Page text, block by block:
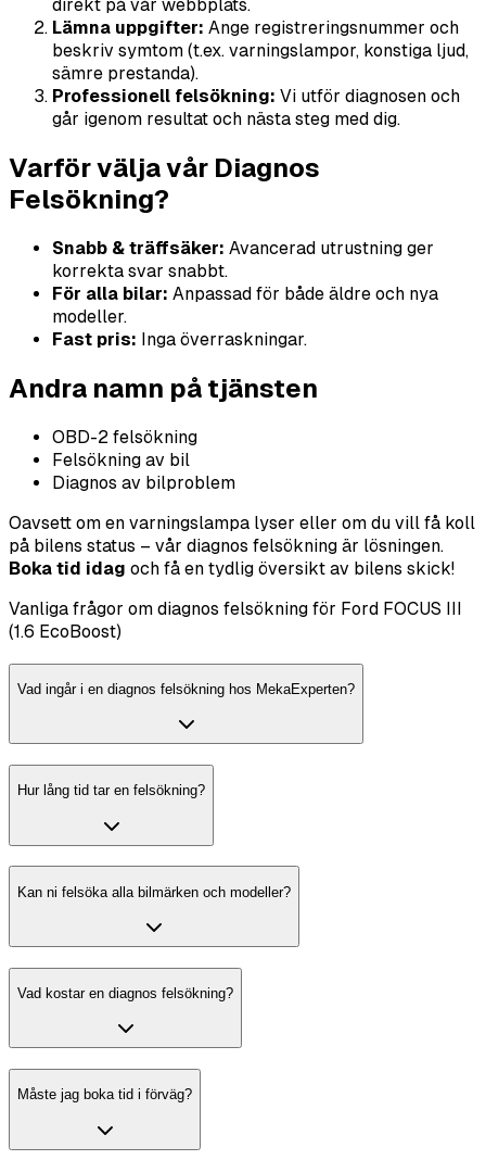
direkt på vår webbplats.
Lämna uppgifter: Ange registreringsnummer och
beskriv symtom (t.ex. varningslampor, konstiga ljud,
sämre prestanda).
Professionell felsökning: Vi utför diagnosen och
går igenom resultat och nästa steg med dig.
Varför välja vår Diagnos
Felsökning?
Snabb & träffsäker: Avancerad utrustning ger
korrekta svar snabbt.
För alla bilar: Anpassad för både äldre och nya
modeller.
Fast pris: Inga överraskningar.
Andra namn på tjänsten
OBD-2 felsökning
Felsökning av bil
Diagnos av bilproblem
Oavsett om en varningslampa lyser eller om du vill få koll
på bilens status – vår diagnos felsökning är lösningen.
Boka tid idag och få en tydlig översikt av bilens skick!
Vanliga frågor om diagnos felsökning för Ford FOCUS III
(1.6 EcoBoost)
Vad ingår i en diagnos felsökning hos MekaExperten?
Hur lång tid tar en felsökning?
Kan ni felsöka alla bilmärken och modeller?
Vad kostar en diagnos felsökning?
Måste jag boka tid i förväg?